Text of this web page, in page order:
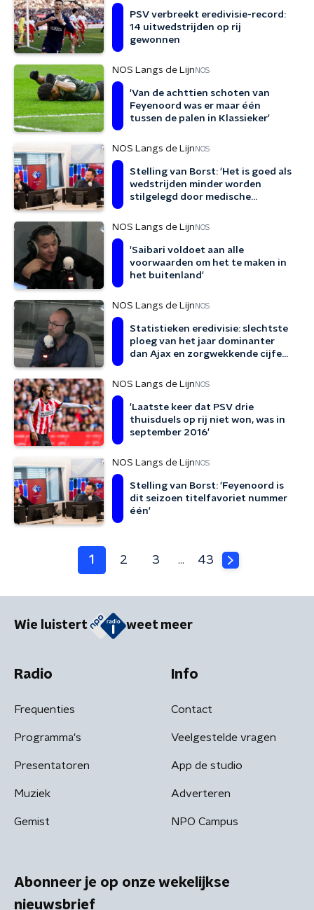
PSV verbreekt eredivisie-record:
14 uitwedstrijden op rij
gewonnen
NOS Langs de Lijn NOS
'Van de achttien schoten van
Feyenoord was er maar één
tussen de palen in Klassieker'
NOS Langs de Lijn NOS
Stelling van Borst: 'Het is goed als
wedstrijden minder worden
stilgelegd door medische
NOS Langs de Lijn NOS
'Saibari voldoet aan alle
voorwaarden om het te maken in
het buitenland'
NOS Langs de Lijn NOS
Statistieken eredivisie: slechtste
ploeg van het jaar dominanter
dan Ajax en zorgwekkende cijfers
NOS Langs de Lijn NOS
'Laatste keer dat PSV drie
thuisduels op rij niet won, was in
september 2016'
NOS Langs de Lijn NOS
Stelling van Borst: 'Feyenoord is
dit seizoen titelfavoriet nummer
één'
1 2 3 … 43
Wie luistert weet meer
Radio
Frequenties
Programma's
Presentatoren
Muziek
Gemist
Info
Contact
Veelgestelde vragen
App de studio
Adverteren
NPO Campus
Abonneer je op onze wekelijkse
nieuwsbrief